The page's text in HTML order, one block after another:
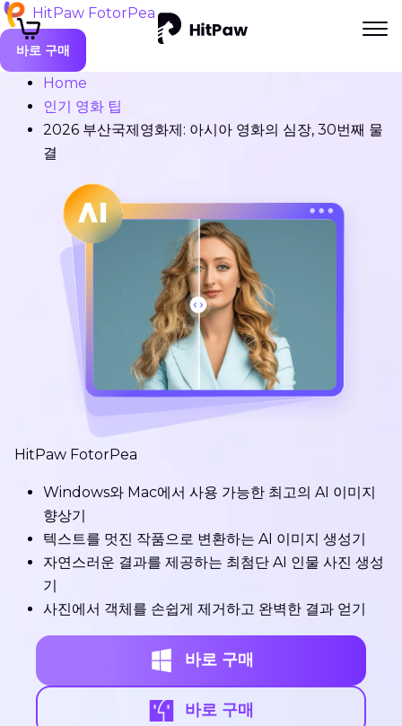
HitPaw FotorPea
바로 구매
Home
인기 영화 팁
2026 부산국제영화제: 아시아 영화의 심장, 30번째 물
결
HitPaw FotorPea
Windows와 Mac에서 사용 가능한 최고의 AI 이미지
향상기
텍스트를 멋진 작품으로 변환하는 AI 이미지 생성기
자연스러운 결과를 제공하는 최첨단 AI 인물 사진 생성
기
사진에서 객체를 손쉽게 제거하고 완벽한 결과 얻기
바로 구매
바로 구매